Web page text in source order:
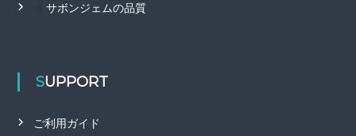
サボンジェムの品質
SUPPORT
ご利用ガイド